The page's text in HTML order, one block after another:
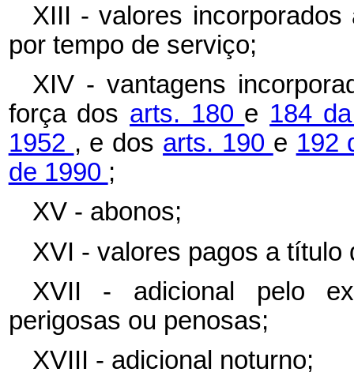
XIII - valores
por tempo de serviço;
XIV - vantagens
força dos arts. 180 e 184
1952 , e dos arts. 190 e 192
de 1990 ;
XV - abonos;
XVI - valores pagos a título
XVII - adicional pelo
perigosas ou penosas;
XVIII - adicional noturno;